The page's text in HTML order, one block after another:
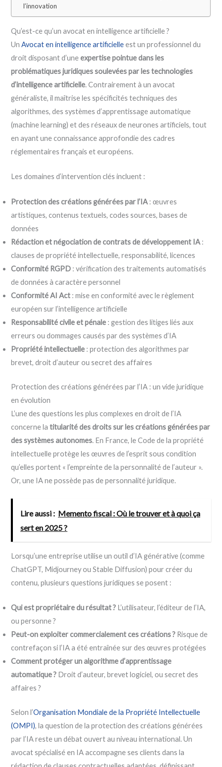
l’innovation
Qu’est-ce qu’un avocat en intelligence artificielle ?
UnAvocat en intelligence artificielleest un professionnel du
droit disposant d’uneexpertise pointue dans les
problématiques juridiques soulevées par les technologies
d’intelligence artificielle. Contrairement à un avocat
généraliste, il maîtrise les spécificités techniques des
algorithmes, des systèmes d’apprentissage automatique
(machine learning) et des réseaux de neurones artificiels, tout
en ayant une connaissance approfondie des cadres
réglementaires français et européens.
Les domaines d’intervention clés incluent :
Protection des créations générées par l’IA : œuvres
artistiques, contenus textuels, codes sources, bases de
données
Rédaction et négociation de contrats de développement IA :
clauses de propriété intellectuelle, responsabilité, licences
Conformité RGPD : vérification des traitements automatisés
de données à caractère personnel
Conformité AI Act : mise en conformité avec le règlement
européen sur l’intelligence artificielle
Responsabilité civile et pénale : gestion des litiges liés aux
erreurs ou dommages causés par des systèmes d’IA
Propriété intellectuelle : protection des algorithmes par
brevet, droit d’auteur ou secret des affaires
Protection des créations générées par l’IA : un vide juridique
en évolution
L’une des questions les plus complexes en droit de l’IA
concerne latitularité des droits sur les créations générées par
des systèmes autonomes. En France, le Code de la propriété
intellectuelle protège les œuvres de l’esprit sous condition
qu’elles portent « l’empreinte de la personnalité de l’auteur ».
Or, une IA ne possède pas de personnalité juridique.
Lire aussi : Memento fiscal : Où le trouver et à quoi ça
sert en 2025 ?
Lorsqu’une entreprise utilise un outil d’IA générative (comme
ChatGPT, Midjourney ou Stable Diffusion) pour créer du
contenu, plusieurs questions juridiques se posent :
Qui est propriétaire du résultat ? L’utilisateur, l’éditeur de l’IA,
ou personne ?
Peut-on exploiter commercialement ces créations ? Risque de
contrefaçon si l’IA a été entraînée sur des œuvres protégées
Comment protéger un algorithme d’apprentissage
automatique ? Droit d’auteur, brevet logiciel, ou secret des
affaires ?
Selon l’Organisation Mondiale de la Propriété Intellectuelle
(OMPI), la question de la protection des créations générées
par l’IA reste un débat ouvert au niveau international. Un
avocat spécialisé en IA accompagne ses clients dans la